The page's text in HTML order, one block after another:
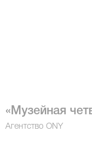
«Музейная
Агентство ONY